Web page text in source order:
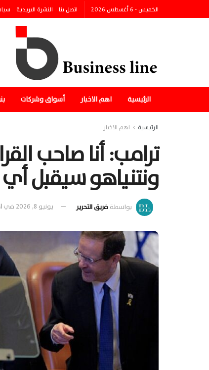
الخميس - 6 أغسطس 2026 اتصل بنا النشرة البريدية
الرئيسية اهم الاخبار أسواق وشركات
الرئيسية اهم الاخبار
ترامب: أنا صاحب
ونتنياهو سيقبل
بواسطةفريق التحرير يونيو 8, 2026 في